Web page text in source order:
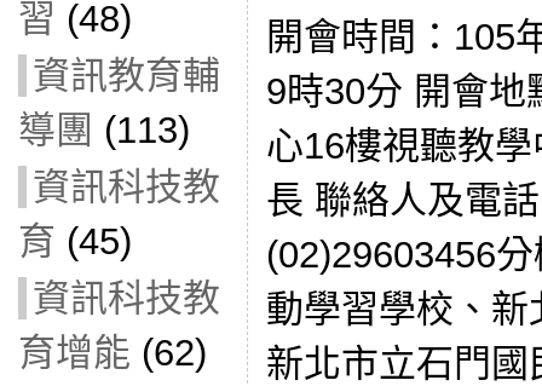
習 (48)
資訊教育輔
導團 (113)
資訊科技教
育 (45)
資訊科技教
育增能 (62)
開會時間：105
9時30分 開會地
心16樓視聽教
長 聯絡人及電
(02)29603456
動學習學校、
新北市立石門